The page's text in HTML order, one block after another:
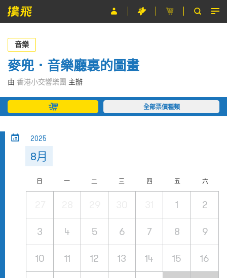
節目
主辦單位
關於撲飛
條款及細則
音樂
麥兜．音樂廳裏的圖畫
由 香港小交響樂團 主辦
全部票價種類
2025
8月
日 一 二 三 四 五 六
1 2
3 4 5 6 7 8 9
10 11 12 13 14 15 16